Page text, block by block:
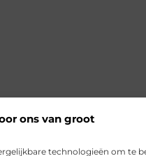
ons van groot
technologieën om te